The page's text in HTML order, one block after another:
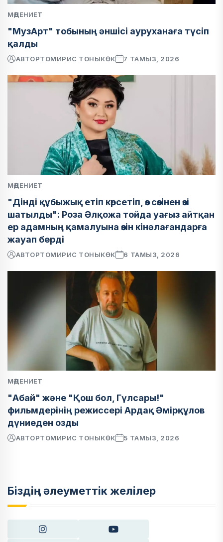
МӘДЕНИЕТ
"МузАрт" тобының әншісі ауруханаға түсіп
қалды
АВТОРТОМИРИС ТОНЫКӨК 7 ТАМЫЗ, 2026
МӘДЕНИЕТ
"Дінді құбыжық етіп көрсетіп, өз сөзінен өзі
шатылды": Роза Әлқожа тойда уағыз айтқан
ер адамның қамалуына өзін кінәлағандарға
жауап берді
АВТОРТОМИРИС ТОНЫКӨК 6 ТАМЫЗ, 2026
МӘДЕНИЕТ
"Абай" және "Қош бол, Гүлсары!"
фильмдерінің режиссері Ардақ Әмірқұлов
дүниеден озды
АВТОРТОМИРИС ТОНЫКӨК 5 ТАМЫЗ, 2026
Біздің әлеуметтік желілер